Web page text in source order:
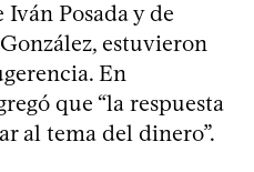
Posada y de
estuvieron
En
que “la respuesta
al tema del dinero”.